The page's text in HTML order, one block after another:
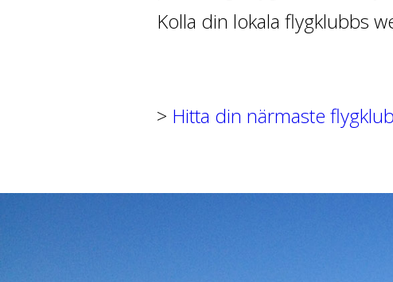
Kolla din lokala flygklubbs
> Hitta din närmaste